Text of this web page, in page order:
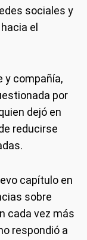
sociales y
el
y compañía,
por
dejó en
reducirse
capítulo en
sobre
cada vez más
respondió a